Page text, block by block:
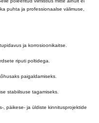
puhta ja professionaalse välimuse,
ja korrosioonikaitse.
riputi poltidega.
paigaldamiseks.
stabiilsuse tagamiseks.
, päikese- ja üldiste kinnitusprojektide